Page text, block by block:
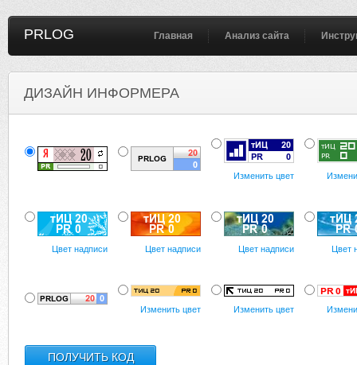
PRLOG Главная Анализ сайта
ДИЗАЙН ИНФОРМЕРА
Изменить цвет
Цвет надписи Цвет надписи Цвет надписи Цвет
Изменить цвет Изменить цвет